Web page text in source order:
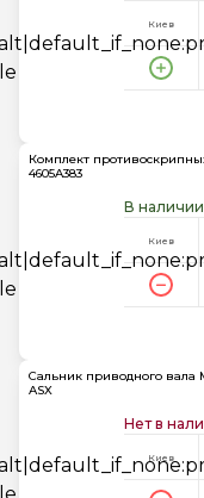
Киев
Комплект
4605A383
В наличии
Киев
Сальник приводного вала
ASX
Нет в
Киев